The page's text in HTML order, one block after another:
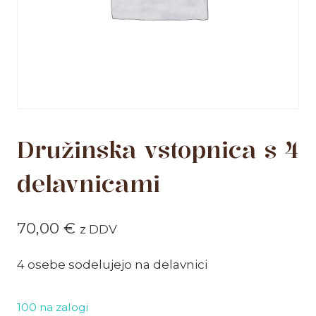
Družinska vstopnica s 4
delavnicami
70,00 € z DDV
4 osebe sodelujejo na delavnici
100 na zalogi